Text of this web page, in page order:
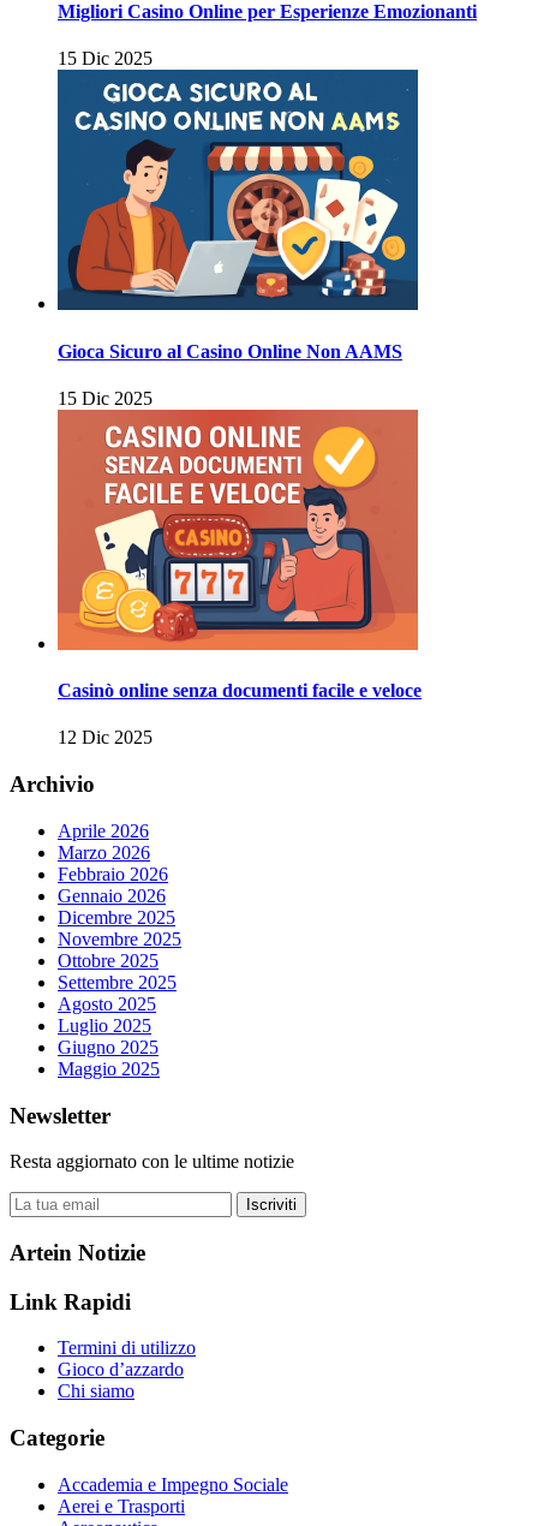
Migliori Casino Online per Esperienze Emozionanti
15 Dic 2025
Gioca Sicuro al Casino Online Non AAMS
15 Dic 2025
Casinò online senza documenti facile e veloce
12 Dic 2025
Archivio
Aprile 2026
Marzo 2026
Febbraio 2026
Gennaio 2026
Dicembre 2025
Novembre 2025
Ottobre 2025
Settembre 2025
Agosto 2025
Luglio 2025
Giugno 2025
Maggio 2025
Newsletter
Resta aggiornato con le ultime notizie
Iscriviti
Artein Notizie
Link Rapidi
Termini di utilizzo
Gioco d’azzardo
Chi siamo
Categorie
Accademia e Impegno Sociale
Aerei e Trasporti